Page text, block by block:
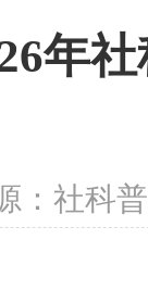
年
：社科